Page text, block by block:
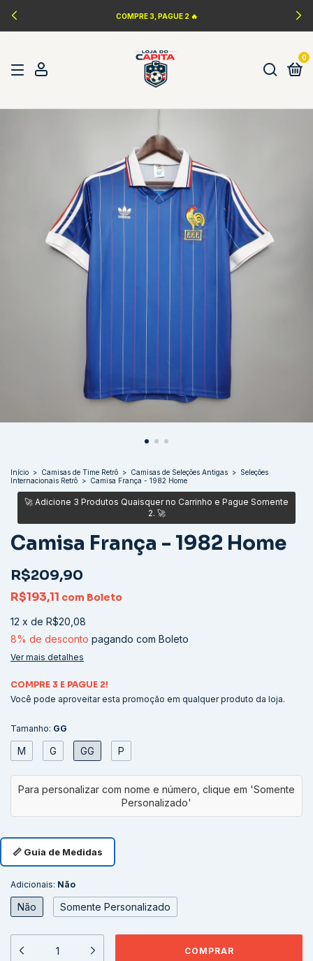
LANÇAMENTOS DA NBA 🏀
0
Início > Camisas de Time Retrô > Camisas de Seleções Antigas > Seleções
Internacionais Retrô > Camisa França - 1982 Home
Camisa França - 1982 Home
R$209,90
R$193,11 com Boleto
12 x de R$20,08
8% de desconto pagando com Boleto
Ver mais detalhes
COMPRE 3 E PAGUE 2!
Você pode aproveitar esta promoção em qualquer produto da loja.
Tamanho: GG
M G GG P
📏 Guia de Medidas
Adicionais: Não
Não Somente Personalizado